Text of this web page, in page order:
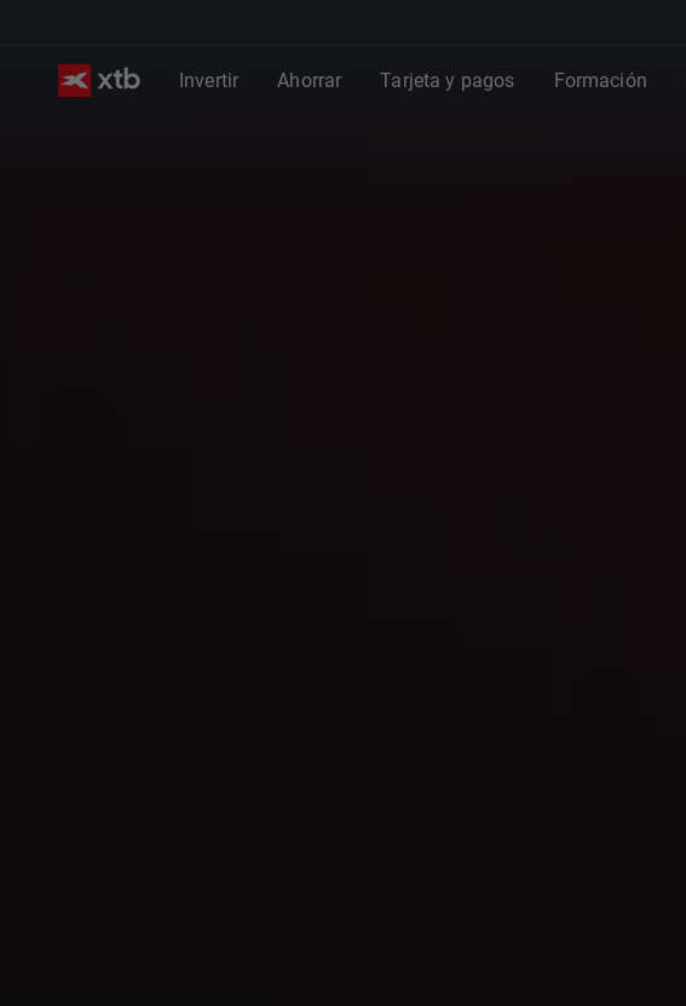
Invertir Ahorrar Tarjeta y pagos Formación